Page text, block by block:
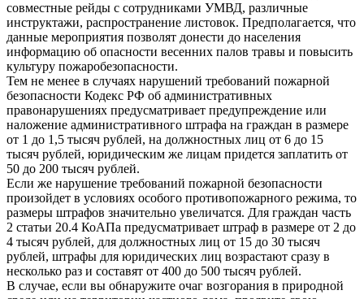
совместные рейды с сотрудниками УМВД, различные
инструктажи, распространение листовок. Предполагается, что
данные мероприятия позволят донести до населения
информацию об опасности весенних палов травы и повысить
культуру пожаробезопасности.
Тем не менее в случаях нарушений требований пожарной
безопасности Кодекс РФ об административных
правонарушениях предусматривает предупреждение или
наложение административного штрафа на граждан в размере
от 1 до 1,5 тысяч рублей, на должностных лиц от 6 до 15
тысяч рублей, юридическим же лицам придется заплатить от
50 до 200 тысяч рублей.
Если же нарушение требований пожарной безопасности
произойдет в условиях особого противопожарного режима, то
размеры штрафов значительно увеличатся. Для граждан часть
2 статьи 20.4 КоАПа предусматривает штраф в размере от 2 до
4 тысяч рублей, для должностных лиц от 15 до 30 тысяч
рублей, штрафы для юридических лиц возрастают сразу в
несколько раз и составят от 400 до 500 тысяч рублей.
В случае, если вы обнаружите очаг возгорания в природной